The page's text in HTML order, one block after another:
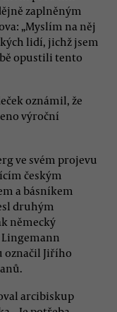
zaplněným
„Myslím na něj
lidí, jichž jsem
opustili tento
oznámil, že
výroční
ve svém projevu
českým
a básníkem
druhým
německý
Lingemann
označil Jiřího
arcibiskup